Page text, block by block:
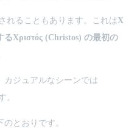
れることもあります。これはX
Χριστός (Christos) の最初の
カジュアルなシーンでは
。
のとおりです。